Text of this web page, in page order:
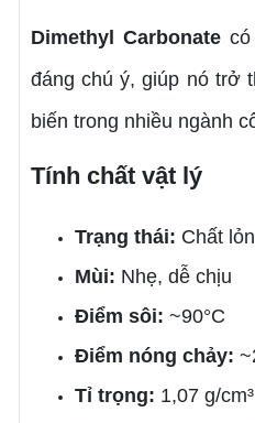
Dimethyl Carbonatecó
đáng chú ý, giúp nó trở
biến trong nhiều ngành
Tính chất vật lý
Trạng thái: Chất
Mùi: Nhẹ, dễ chịu
Điểm sôi: ~90°C
Điểm nóng chảy:
Tỉ trọng: 1,07 g/